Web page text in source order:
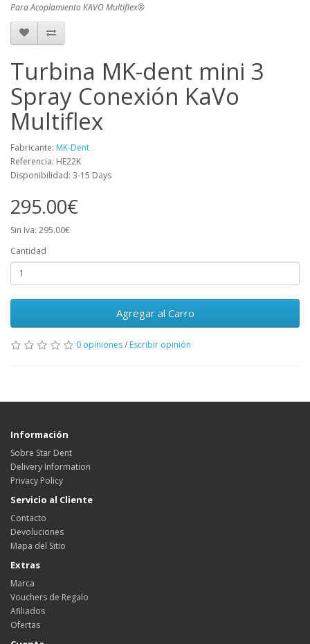
Para Acoplamiento KAVO Multiflex®
Turbina MK-dent mini 3
Spray Conexión KaVo
Multiflex
Fabricante: MK-Dent
Referencia: HE22K
Disponibilidad: 3-15 Days
295.00€
Sin Iva: 295.00€
Cantidad
Agregar al Carro
0 opiniones/ Escribir opinión
Información
Sobre Star Dent
Delivery Information
Privacy Policy
Servicio al Cliente
Contacto
Devoluciones
Mapa del Sitio
Extras
Marca
Vouchers de Regalo
Afiliados
Ofertas